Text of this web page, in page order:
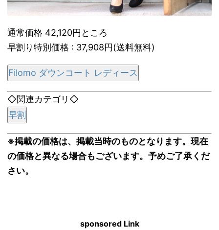
通常価格 42,120円ところ
早割り特別価格 : 37,908円(送料無料)
Filomo ダウンコート レディース
◇関連カテゴリ◇
早割
※掲載の価格は、掲載当時のものとなります。現在
の価格と異なる場合もございます。予めご了承くだ
さい。
sponsored Link